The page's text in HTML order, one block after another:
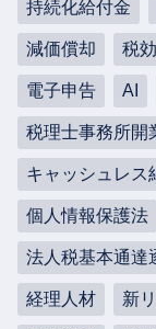
持続化給付金
減価償却 税
電子申告 AI
税理士事務所開
キャッシュレス
個人情報保護法
法人税基本通達
経理人材 新